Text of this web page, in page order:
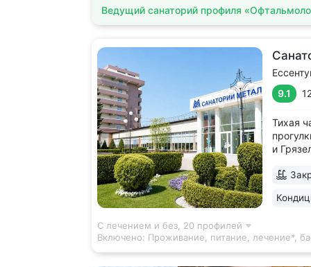
Ведущий санаторий профиля
9.1
Тихая
и
С лечением и без, 20 профилей
Включено: Проживание, питание, лечение*,